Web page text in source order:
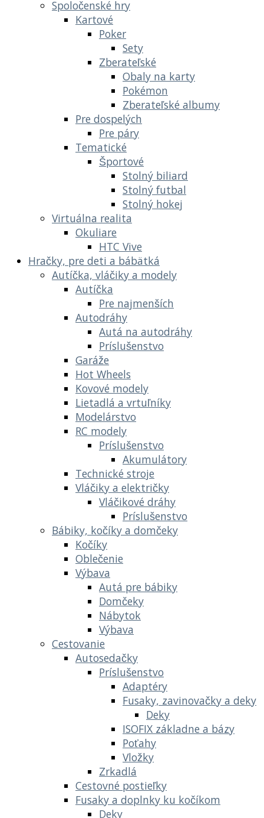
Spoločenské hry
Kartové
Poker
Sety
Zberateľské
Obaly na karty
Pokémon
Zberateľské albumy
Pre dospelých
Pre páry
Tematické
Športové
Stolný biliard
Stolný futbal
Stolný hokej
Virtuálna realita
Okuliare
HTC Vive
Hračky, pre deti a bábätká
Autíčka, vláčiky a modely
Autíčka
Pre najmenších
Autodráhy
Autá na autodráhy
Príslušenstvo
Garáže
Hot Wheels
Kovové modely
Lietadlá a vrtuľníky
Modelárstvo
RC modely
Príslušenstvo
Akumulátory
Technické stroje
Vláčiky a električky
Vláčikové dráhy
Príslušenstvo
Bábiky, kočíky a domčeky
Kočíky
Oblečenie
Výbava
Autá pre bábiky
Domčeky
Nábytok
Výbava
Cestovanie
Autosedačky
Príslušenstvo
Adaptéry
Fusaky, zavinovačky a deky
Deky
ISOFIX základne a bázy
Poťahy
Vložky
Zrkadlá
Cestovné postieľky
Fusaky a doplnky ku kočíkom
Deky